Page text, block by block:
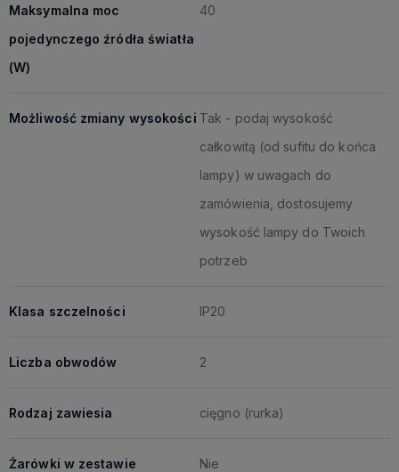
Maksymalna moc
pojedynczego źródła światła
(W)
40
Możliwość zmiany wysokości Tak - podaj wysokość
całkowitą (od sufitu do końca
lampy) w uwagach do
zamówienia, dostosujemy
wysokość lampy do Twoich
potrzeb
Klasa szczelności IP20
Liczba obwodów 2
Rodzaj zawiesia cięgno (rurka)
Żarówki w zestawie Nie